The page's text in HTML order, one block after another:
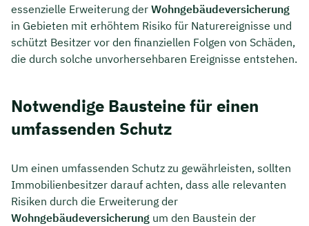
essenzielle Erweiterung der Wohngebäudeversicherung
in Gebieten mit erhöhtem Risiko für Naturereignisse und
schützt Besitzer vor den finanziellen Folgen von Schäden,
die durch solche unvorhersehbaren Ereignisse entstehen.
Notwendige Bausteine für einen
umfassenden Schutz
Um einen umfassenden Schutz zu gewährleisten, sollten
Immobilienbesitzer darauf achten, dass alle relevanten
Risiken durch die Erweiterung der
Wohngebäudeversicherung um den Baustein der